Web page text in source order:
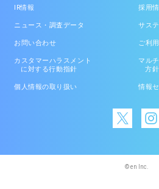
IR情報 採用
ニュース・調査データ サス
お問い合わせ ご利
カスタマーハラスメント
に対する行動指針
マル
方針
個人情報の取り扱い 情報
© en Inc.